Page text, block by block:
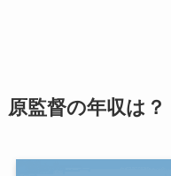
原監督の年収は？